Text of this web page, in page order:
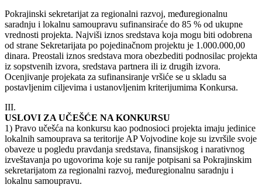
Pokrajinski sekretarijat za regionalni razvoj, međuregionalnu
saradnju i lokalnu samoupravu sufinansiraće do 85 % od ukupne
vrednosti projekta. Najviši iznos sredstava koja mogu biti odobrena
od strane Sekretarijata po pojedinačnom projektu je 1.000.000,00
dinara. Preostali iznos sredstava mora obezbediti podnosilac projekta
iz sopstvenih izvora, sredstava partnera ili iz drugih izvora.
Ocenjivanje projekata za sufinansiranje vršiće se u skladu sa
postavljenim ciljevima i ustanovljenim kriterijumima Konkursa.
III.
USLOVI ZA UČEŠĆE NA KONKURSU
1) Pravo učešća na konkursu kao podnosioci projekta imaju jedinice
lokalnih samouprava sa teritorije AP Vojvodine koje su izvršile svoje
obaveze u pogledu pravdanja sredstava, finansijskog i narativnog
izveštavanja po ugovorima koje su ranije potpisani sa Pokrajinskim
sekretarijatom za regionalni razvoj, međuregionalnu saradnju i
lokalnu samoupravu.